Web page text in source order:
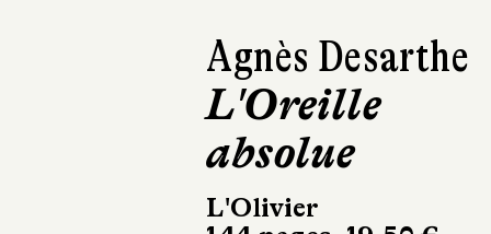
Sarah Chiche
Aimer
Julliard